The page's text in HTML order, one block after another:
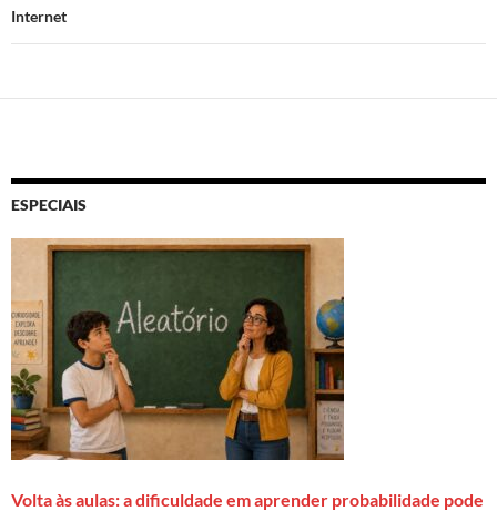
Internet
ESPECIAIS
Volta às aulas: a dificuldade em aprender probabilidade pode